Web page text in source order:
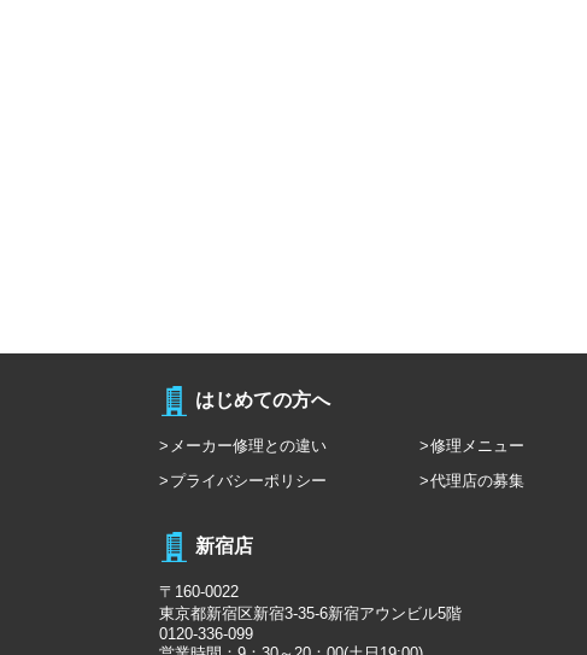
はじめての方へ
メーカー修理との違い 修理メニュー
プライバシーポリシー
代理店の募集
新宿店
〒160-0022
東京都新宿区新宿3-35-6新宿アウンビル5階
0120-336-099